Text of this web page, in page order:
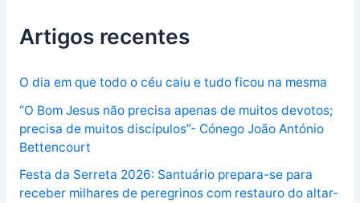
Artigos recentes
O dia em que todo o céu caiu e tudo ficou na mesma
“O Bom Jesus não precisa apenas de muitos devotos;
precisa de muitos discípulos”- Cónego João António
Bettencourt
Festa da Serreta 2026: Santuário prepara-se para
receber milhares de peregrinos com restauro do altar-